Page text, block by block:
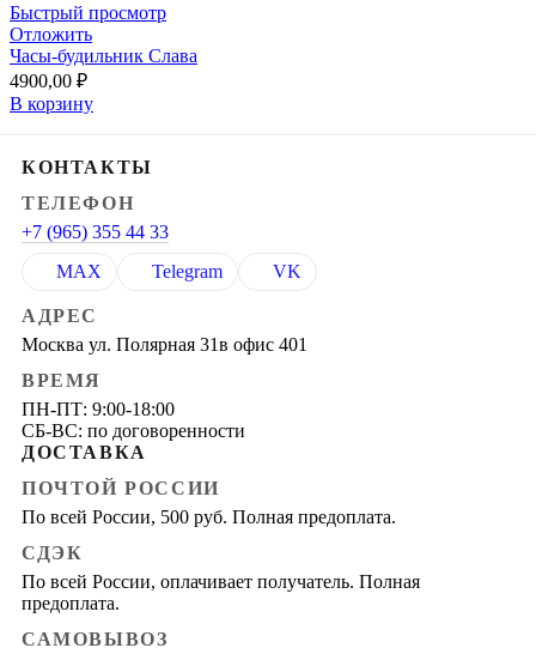
Быстрый просмотр
Отложить
Часы-будильник Слава
4900,00 ₽
В корзину
КОНТАКТЫ
ТЕЛЕФОН
+7 (965) 355 44 33
MAX
Telegram VK
АДРЕС
Москва ул. Полярная 31в офис 401
ВРЕМЯ
ПН-ПТ: 9:00-18:00
СБ-ВС: по договоренности
ДОСТАВКА
ПОЧТОЙ РОССИИ
По всей России, 500 руб. Полная предоплата.
СДЭК
По всей России, оплачивает получатель. Полная
предоплата.
САМОВЫВОЗ